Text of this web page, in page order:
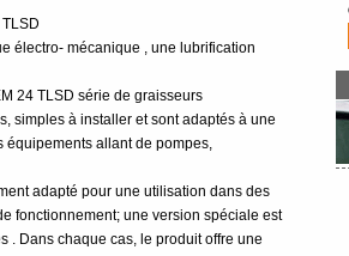
électro- mécanique , une lubrification
24 TLSD série de graisseurs
simples à installer et sont adaptés à une
équipements allant de pompes,
adapté pour une utilisation dans des
fonctionnement; une version spéciale est
. Dans chaque cas, le produit offre une